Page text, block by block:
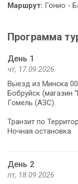
Маршрут: Гонио -
Программа
День 1
чт, 17.09.2026
Выезд из Минска
Бобруйск (магазин
Гомель (АЗС).
Транзит по
День 2
пт, 18.09.2026